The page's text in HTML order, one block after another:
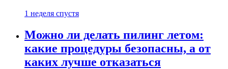
1 неделя спустя
Можно ли делать пилинг летом:
какие процедуры безопасны, а от
каких лучше отказаться